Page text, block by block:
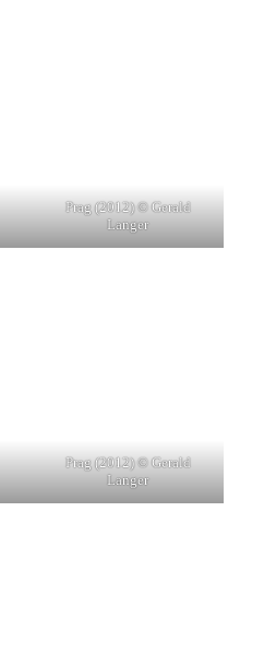
Prag (2012) © Gerald
Langer
Prag (2012) © Gerald
Langer